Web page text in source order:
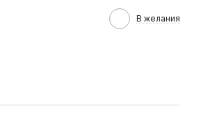
В желания